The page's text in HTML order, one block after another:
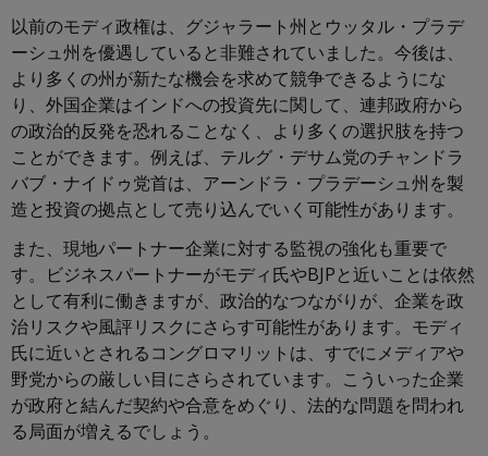
以前のモディ政権は、グジャラート州とウッタル・プラデ
ーシュ州を優遇していると非難されていました。今後は、
より多くの州が新たな機会を求めて競争できるようにな
り、外国企業はインドへの投資先に関して、連邦政府から
の政治的反発を恐れることなく、より多くの選択肢を持つ
ことができます。例えば、テルグ・デサム党のチャンドラ
バブ・ナイドゥ党首は、アーンドラ・プラデーシュ州を製
造と投資の拠点として売り込んでいく可能性があります。
また、現地パートナー企業に対する監視の強化も重要で
す。ビジネスパートナーがモディ氏やBJPと近いことは依然
として有利に働きますが、政治的なつながりが、企業を政
治リスクや風評リスクにさらす可能性があります。モディ
氏に近いとされるコングロマリットは、すでにメディアや
野党からの厳しい目にさらされています。こういった企業
が政府と結んだ契約や合意をめぐり、法的な問題を問われ
る局面が増えるでしょう。